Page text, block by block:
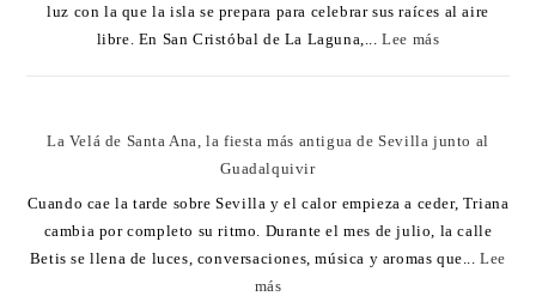
luz con la que la isla se prepara para celebrar sus raíces al aire
libre. En San Cristóbal de La Laguna,...Lee más
La Velá de Santa Ana, la fiesta más antigua de Sevilla junto al
Guadalquivir
Cuando cae la tarde sobre Sevilla y el calor empieza a ceder, Triana
cambia por completo su ritmo. Durante el mes de julio, la calle
Betis se llena de luces, conversaciones, música y aromas que...Lee
más